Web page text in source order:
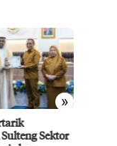
»
Sektor